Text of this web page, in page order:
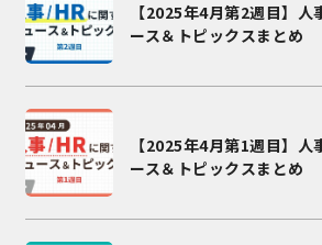
【2025年4月第2週目】
ース＆トピックスまとめ
【2025年4月第1週目】
ース＆トピックスまとめ